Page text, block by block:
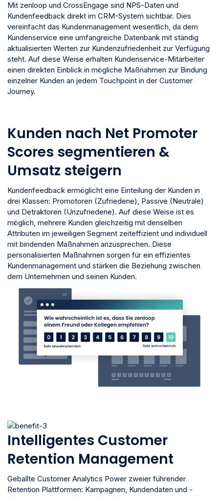
Mit zenloop und CrossEngage sind NPS-Daten und
Kundenfeedback direkt im CRM-System sichtbar. Dies
vereinfacht das Kundenmanagement wesentlich, da dem
Kundenservice eine umfangreiche Datenbank mit ständig
aktualisierten Werten zur Kundenzufriedenheit zur Verfügung
steht. Auf diese Weise erhalten Kundenservice-Mitarbeiter
einen direkten Einblick in mögliche Maßnahmen zur Bindung
einzelner Kunden an jedem Touchpoint in der Customer
Journey.
Kunden nach Net Promoter
Scores segmentieren &
Umsatz steigern
Kundenfeedback ermöglicht eine Einteilung der Kunden in
drei Klassen: Promotoren (Zufriedene), Passive (Neutrale)
und Detraktoren (Unzufriedene). Auf diese Weise ist es
möglich, mehrere Kunden gleichzeitig mit denselben
Attributen im jeweiligen Segment zeiteffizient und individuell
mit bindenden Maßnahmen anzusprechen. Diese
personalisierten Maßnahmen sorgen für ein effizientes
Kundenmanagement und stärken die Beziehung zwischen
dem Unternehmen und seinen Kunden.
Intelligentes Customer
Retention Management
Geballte Customer Analytics Power zweier führender
Retention Plattformen: Kampagnen, Kundendaten und -